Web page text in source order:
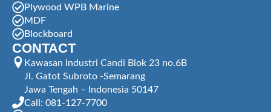
Plywood WPB Marine
MDF
Blockboard
CONTACT
Kawasan Industri Candi Blok 23 no.6B
Jl. Gatot Subroto -Semarang
Jawa Tengah – Indonesia 50147
Call: 081-127-7700